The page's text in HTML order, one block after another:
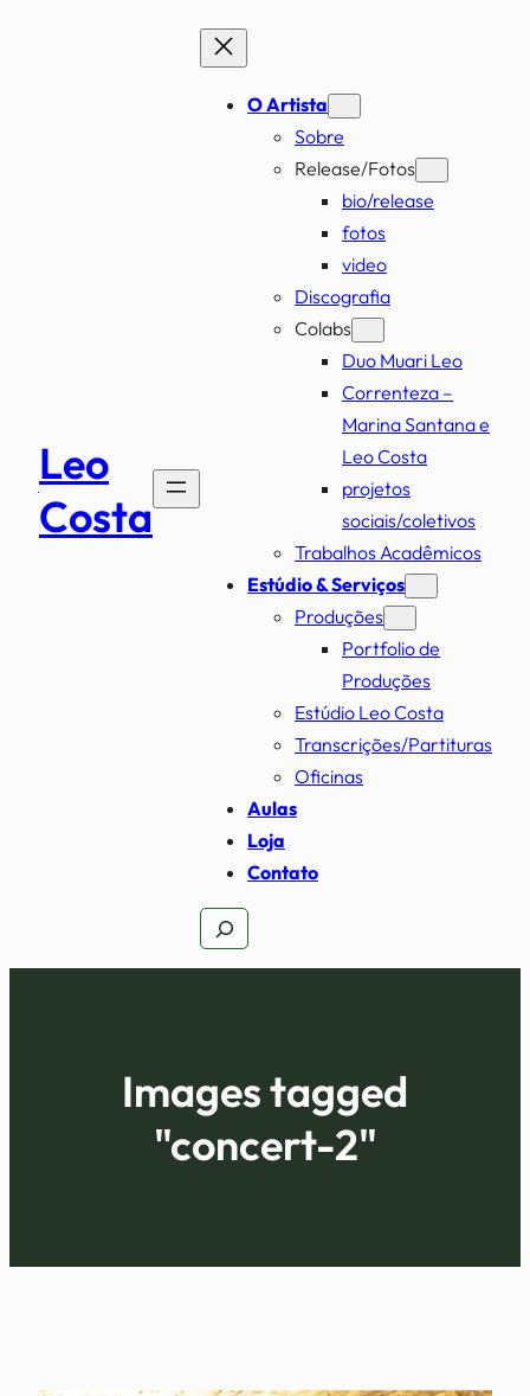
Leo
Costa
O Artista
Sobre
Release/Fotos
bio/release
fotos
video
Discografia
Colabs
Duo Muari Leo
Correnteza –
Marina Santana e
Leo Costa
projetos
sociais/coletivos
Trabalhos Acadêmicos
Estúdio & Serviços
Produções
Portfolio de
Produções
Estúdio Leo Costa
Transcrições/Partituras
Oficinas
Aulas
Loja
Contato
Pesquisar
Images tagged
"concert-2"